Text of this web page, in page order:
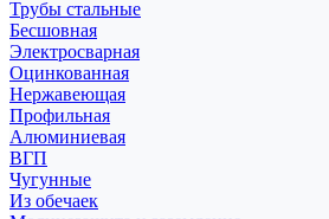
Трубы стальные
Бесшовная
Электросварная
Оцинкованная
Нержавеющая
Профильная
Алюминиевая
ВГП
Чугунные
Из обечаек